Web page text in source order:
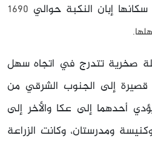
إبان النكبة حوالي 1690
صخرية تتدرج في اتجاه سهل
إلى الجنوب الشرقي من
أحدهما إلى عكا والأخر إلى
ومدرستان، وكانت الزراعة